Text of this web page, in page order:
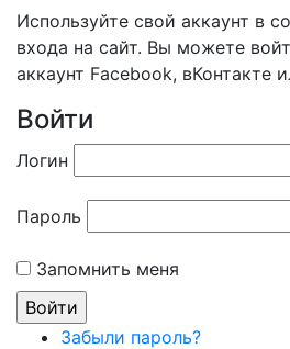
Используйте свой аккаунт в
входа на сайт. Вы можете
аккаунт Facebook, вКонтакте
Войти
Логин
Пароль
Запомнить меня
Забыли пароль?